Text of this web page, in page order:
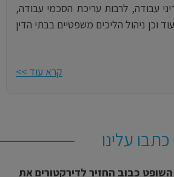
עבודה, לרבות עריכת הסכמי עבודה,
וכן ניהול הליכים משפטיים בבתי הדין
קרא עוד >>
כתבו עלינו
השופט כבוב החזיר לדירקטורים את